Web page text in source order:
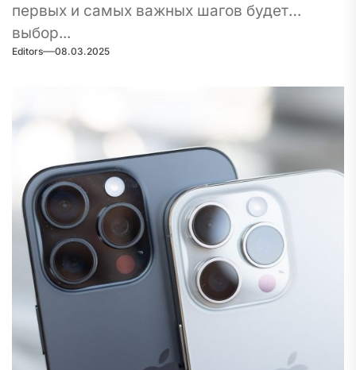
первых и самых важных шагов будет
выбор...
Editors 08.03.2025